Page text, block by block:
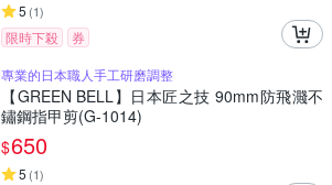
5 (1)
限時下殺 券
專業的日本職人手工研磨調整
【GREEN BELL】日本匠之技 90mm防飛濺不
鏽鋼指甲剪(G-1014)
$650
5 (1)